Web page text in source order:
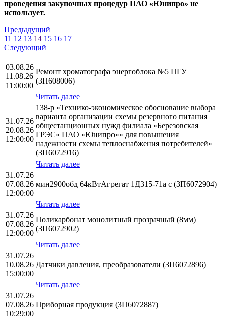
проведения закупочных процедур ПАО «Юнипро» не
использует.
Предыдущий
11 12 13 14 15 16 17
Следующий
03.08.26
11.08.26
11:00:00
Ремонт хроматографа энергоблока №5 ПГУ
(ЗП608006)
Читать далее
31.07.26
20.08.26
12:00:00
138-р «Технико-экономическое обоснование выбора
варианта организации схемы резервного питания
общестанционных нужд филиала «Березовская
ГРЭС» ПАО «Юнипро»» для повышения
надежности схемы теплоснабжения потребителей»
(ЗП6072916)
Читать далее
31.07.26
07.08.26
12:00:00
мин2900обд 64кВтАгрегат 1Д315-71а с (ЗП6072904)
Читать далее
31.07.26
07.08.26
12:00:00
Поликарбонат монолитный прозрачный (8мм)
(ЗП6072902)
Читать далее
31.07.26
10.08.26
15:00:00
Датчики давления, преобразователи (ЗП6072896)
Читать далее
31.07.26
07.08.26
10:29:00
Приборная продукция (ЗП6072887)